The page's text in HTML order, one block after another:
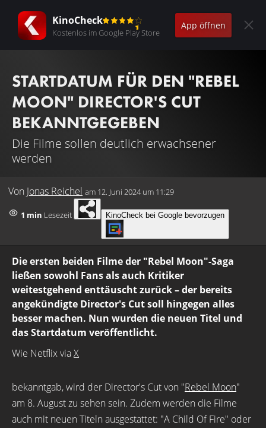
KinoCheck
Kostenlos im Google Play Store
App öffnen
STARTDATUM FÜR DEN "REBEL
MOON" DIRECTOR'S CUT
BEKANNTGEGEBEN
Die Filme sollen deutlich erwachsener
werden
Von Jonas Reichel am 12. Juni 2024 um 11:29
1 min Lesezeit KinoCheck bei Google bevorzugen
Die ersten beiden Filme der "Rebel Moon"-Saga
ließen sowohl Fans als auch Kritiker
weitestgehend enttäuscht zurück – der bereits
angekündigte Director's Cut soll hingegen alles
besser machen. Nun wurden die neuen Titel und
das Startdatum veröffentlicht.
Wie Netflix viaX
bekanntgab, wird der Director's Cut von "Rebel Moon"
am 8. August zu sehen sein. Zudem werden die Filme
auch mit neuen Titeln ausgestattet: "A Child Of Fire" oder